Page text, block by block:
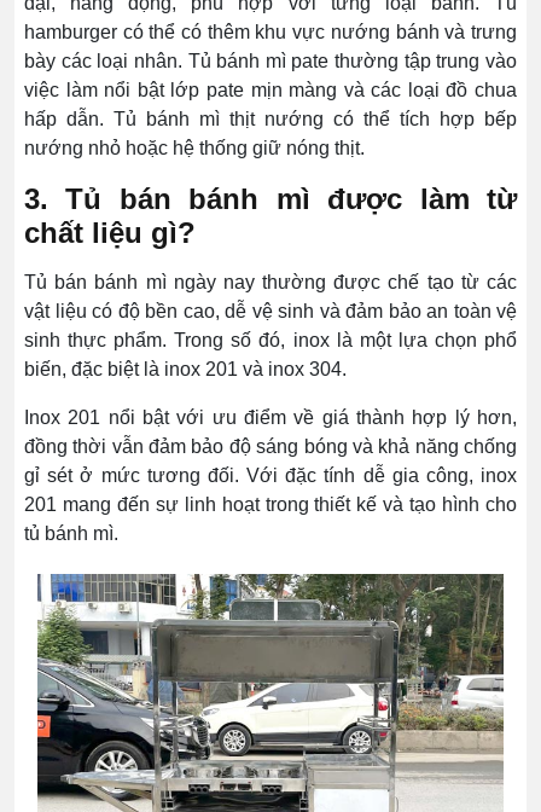
hamburger có thể có thêm khu vực nướng bánh và trưng
bày các loại nhân. Tủ bánh mì pate thường tập trung vào
việc làm nổi bật lớp pate mịn màng và các loại đồ chua
hấp dẫn. Tủ bánh mì thịt nướng có thể tích hợp bếp
nướng nhỏ hoặc hệ thống giữ nóng thịt.
3. Tủ bán bánh mì được làm từ
chất liệu gì?
Tủ bán bánh mì ngày nay thường được chế tạo từ các
vật liệu có độ bền cao, dễ vệ sinh và đảm bảo an toàn vệ
sinh thực phẩm. Trong số đó, inox là một lựa chọn phổ
biến, đặc biệt là inox 201 và inox 304.
Inox 201 nổi bật với ưu điểm về giá thành hợp lý hơn,
đồng thời vẫn đảm bảo độ sáng bóng và khả năng chống
gỉ sét ở mức tương đối. Với đặc tính dễ gia công, inox
201 mang đến sự linh hoạt trong thiết kế và tạo hình cho
tủ bánh mì.